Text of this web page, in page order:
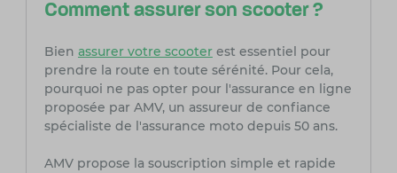
Comment assurer son scooter ?
Bien assurer votre scooterest essentiel pour
prendre la route en toute sérénité. Pour cela,
pourquoi ne pas opter pour l'assurance en ligne
proposée par AMV, un assureur de confiance
spécialiste de l'assurance moto depuis 50 ans.
AMV propose la souscription simple et rapide